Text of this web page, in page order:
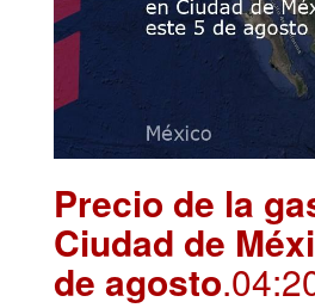
Precio de la
Ciudad de
de agosto